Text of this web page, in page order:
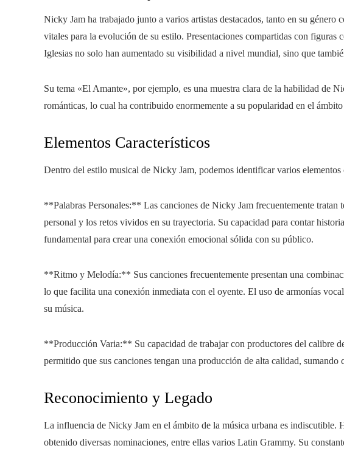
Nicky Jam ha trabajado junto a varios artistas destacados, tanto en su género
vitales para la evolución de su estilo. Presentaciones compartidas con
Iglesias no solo han aumentado su visibilidad a nivel mundial, sino que
Su tema «El Amante», por ejemplo, es una muestra clara de la habilidad de
románticas, lo cual ha contribuido enormemente a su popularidad en el
Elementos Característicos
Dentro del estilo musical de Nicky Jam, podemos identificar varios elementos
**Palabras Personales:** Las canciones de Nicky Jam frecuentemente tratan
personal y los retos vividos en su trayectoria. Su capacidad para contar
fundamental para crear una conexión emocional sólida con su público.
**Ritmo y Melodía:** Sus canciones frecuentemente presentan una
lo que facilita una conexión inmediata con el oyente. El uso de armonías
su música.
**Producción Varia:** Su capacidad de trabajar con productores del calibre
permitido que sus canciones tengan una producción de alta calidad, sumando
Reconocimiento y Legado
La influencia de Nicky Jam en el ámbito de la música urbana es indiscutible.
obtenido diversas nominaciones, entre ellas varios Latin Grammy. Su